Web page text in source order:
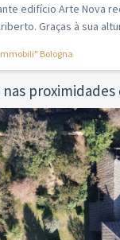
edifício Arte Nova
Graças à sua
Bologna
proximidades